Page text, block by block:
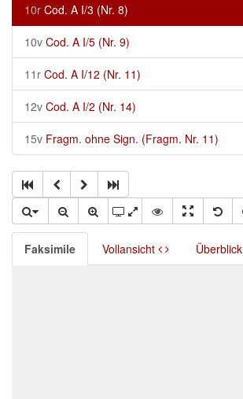
10r Cod. A I/3 (Nr. 8)
10v Cod. A I/5 (Nr. 9)
11r Cod. A I/12 (Nr. 11)
12v Cod. A I/2 (Nr. 14)
15v Fragm. ohne Sign. (Fragm. Nr. 11)
Faksimile Vollansicht Überblick